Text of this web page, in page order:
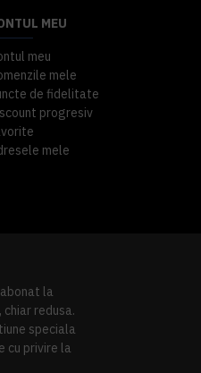
MEU
meu
mele
de fidelitate
progresiv
mele
la
redusa.
speciala
cu privire la